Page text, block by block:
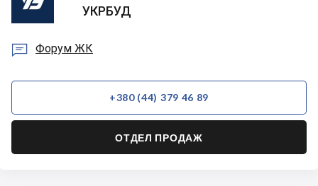
УКРБУД
 Форум ЖК
+380 (44) 379 46 89
ОТДЕЛ ПРОДАЖ